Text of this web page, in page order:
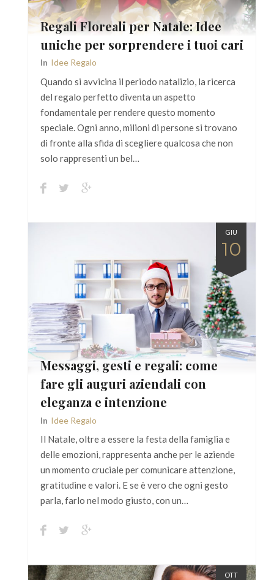
Regali Floreali per Natale: Idee
uniche per sorprendere i tuoi cari
In Idee Regalo
Quando si avvicina il periodo natalizio, la ricerca
del regalo perfetto diventa un aspetto
fondamentale per rendere questo momento
speciale. Ogni anno, milioni di persone si trovano
di fronte alla sfida di scegliere qualcosa che non
solo rappresenti un bel…
GIU
10
Messaggi, gesti e regali: come
fare gli auguri aziendali con
eleganza e intenzione
In Idee Regalo
Il Natale, oltre a essere la festa della famiglia e
delle emozioni, rappresenta anche per le aziende
un momento cruciale per comunicare attenzione,
gratitudine e valori. E se è vero che ogni gesto
parla, farlo nel modo giusto, con un…
OTT